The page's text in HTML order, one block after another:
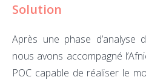
Solution
Après une phase d’analyse
nous avons accompagné
POC capable de réaliser le